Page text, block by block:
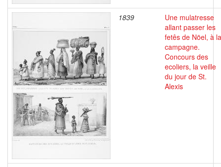
1839
Une mulatresse
allant passer les
fetês de Nöel, à la
campagne.
Concours des
ecoliers, la veille
du jour de St.
Alexis